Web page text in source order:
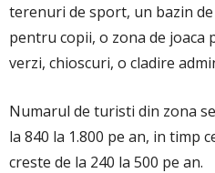
terenuri de sport, un bazin
pentru copii, o zona de joaca
verzi, chioscuri, o cladire
Numarul de turisti din zona
la 840 la 1.800 pe an, in timp
creste de la 240 la 500 pe an.